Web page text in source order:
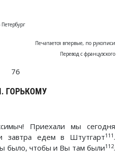
Печатается впервые, по рукописи
Перевод с французского
76
ГОРЬКОМУ
Приехали мы сегодня
завтра едем в Штутгарт111.
было, чтобы и Вы там были112.